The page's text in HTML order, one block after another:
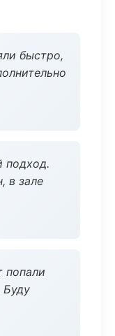
быстро,
подход.
в зале
попали
Буду